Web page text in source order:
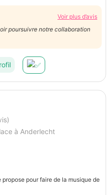
Voir plus d’avis
Hâte de pouvoir poursuivre notre collaboration
à Anderlecht
pour faire de la musique de